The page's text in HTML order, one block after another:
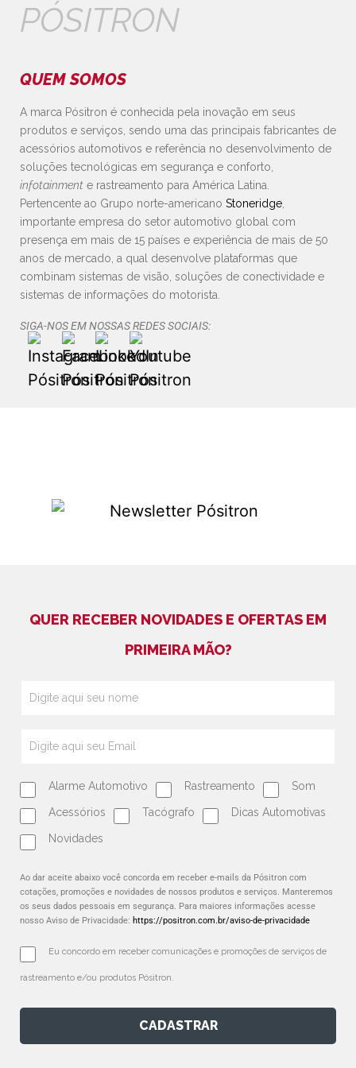
PÓSITRON
QUEM SOMOS
A marca Pósitron é conhecida pela inovação em seus
produtos e serviços, sendo uma das principais fabricantes de
acessórios automotivos e referência no desenvolvimento de
soluções tecnológicas em segurança e conforto,
infotainment e rastreamento para América Latina.
Pertencente ao Grupo norte-americano Stoneridge
importante empresa do setor automotivo global com
presença em mais de 15 países e experiência de mais de 50
anos de mercado, a qual desenvolve plataformas que
combinam sistemas de visão, soluções de conectividade e
sistemas de informações do motorista.
SIGA-NOS EM NOSSAS REDES SOCIAIS:
QUER RECEBER NOVIDADES E OFERTAS EM
PRIMEIRA MÃO?
Alarme Automotivo Rastreamento Som
Acessórios Tacógrafo Dicas Automotivas
Novidades
Ao dar aceite abaixo você concorda em receber e-mails da Pósitron com
cotações, promoções e novidades de nossos produtos e serviços. Manteremos
os seus dados pessoais em segurança. Para maiores informações acesse
nosso Aviso de Privacidade: https://positron.com.br/aviso-de-privacidade
Eu concordo em receber comunicações e promoções de serviços de
rastreamento e/ou produtos Pósitron.
CADASTRAR